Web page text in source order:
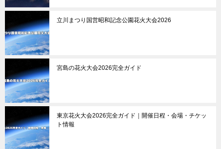
立川まつり国営昭和記念公園花火大会2026
宮島の花火大会2026完全ガイド
東京花火大会2026完全ガイド｜開催日程・会場・チケッ
ト情報